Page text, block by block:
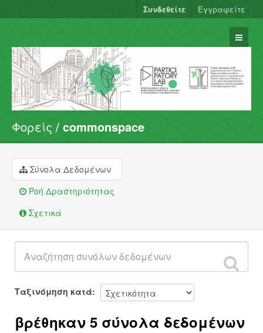
Συνδεθείτε Εγγραφείτε
Σύνολα Δεδομένων
Φορείς
Ομάδες
Σχετικά
Φορείς commonspace
Σύνολα Δεδομένων
Ροή Δραστηριότητας
Σχετικά
Ταξινόμηση κατά
βρέθηκαν 5 σύνολα δεδομένων